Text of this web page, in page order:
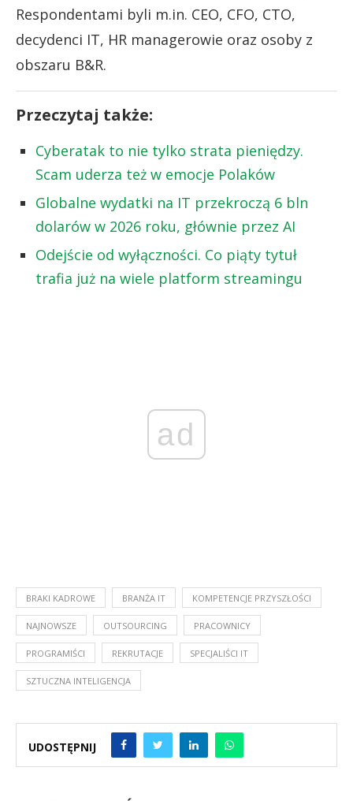
Respondentami byli m.in. CEO, CFO, CTO,
decydenci IT, HR managerowie oraz osoby z
obszaru B&R.
Przeczytaj także:
Cyberatak to nie tylko strata pieniędzy.
Scam uderza też w emocje Polaków
Globalne wydatki na IT przekroczą 6 bln
dolarów w 2026 roku, głównie przez AI
Odejście od wyłączności. Co piąty tytuł
trafia już na wiele platform streamingu
ad
BRAKI KADROWE BRANŻA IT KOMPETENCJE PRZYSZŁOŚCI
NAJNOWSZE OUTSOURCING PRACOWNICY
PROGRAMIŚCI REKRUTACJE SPECJALIŚCI IT
SZTUCZNA INTELIGENCJA
UDOSTĘPNIJ